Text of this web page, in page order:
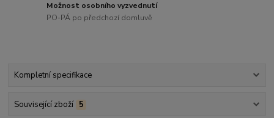
Možnost osobního vyzvednutí
PO-PÁ po předchozí domluvě
Kompletní specifikace
Související zboží 5